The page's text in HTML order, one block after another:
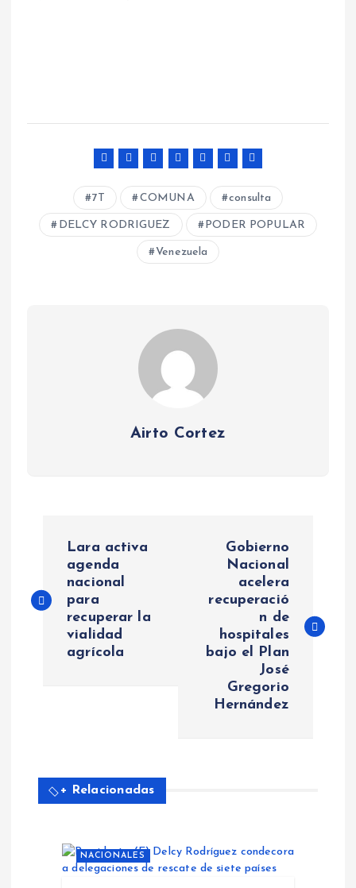
7T COMUNA consulta
DELCY RODRIGUEZ PODER POPULAR
Venezuela
Airto Cortez
v
Lara activa
agenda
nacional
para
recuperar la
vialidad
agrícola
Gobierno
Nacional
acelera
recuperació
n de
hospitales
bajo el Plan
José
Gregorio
Hernández
+ Relacionadas
NACIONALES